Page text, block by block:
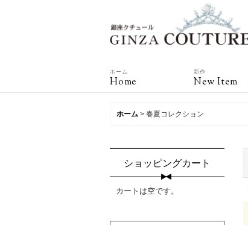
ホーム
Home
新作
New Item
ホーム > 春夏コレクション
ショッピングカート
カートは空です。